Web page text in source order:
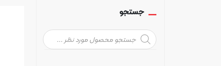
جستجو
Products
search